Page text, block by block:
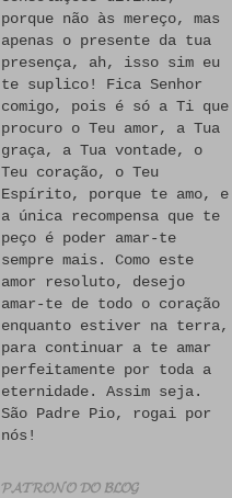
porque não às mereço, mas
apenas o presente da tua
presença, ah, isso sim eu
te suplico! Fica Senhor
comigo, pois é só a Ti que
procuro o Teu amor, a Tua
graça, a Tua vontade, o
Teu coração, o Teu
Espírito, porque te amo, e
a única recompensa que te
peço é poder amar-te
sempre mais. Como este
amor resoluto, desejo
amar-te de todo o coração
enquanto estiver na terra,
para continuar a te amar
perfeitamente por toda a
eternidade. Assim seja.
São Padre Pio, rogai por
nós!
𝓟𝓐𝓣𝓡𝓞𝓝𝓞 𝓓𝓞 𝓑𝓛𝓞𝓖